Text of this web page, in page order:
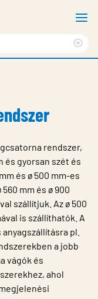
rendszer,
és gyorsan szét és
és ø 500 mm-es
mm és ø 900
szállítjuk. Az ø 500
is szállíthatók. A
pl.
a jobb
vágók és
ahol